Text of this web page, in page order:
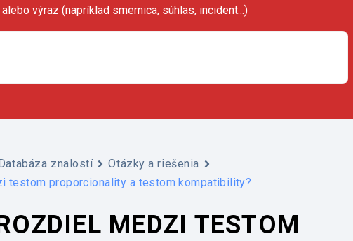
výraz (napríklad smernica, súhlas, incident...)
Databáza znalostí
Otázky a riešenia
testom proporcionality a testom kompatibility?
MEDZI TESTOM